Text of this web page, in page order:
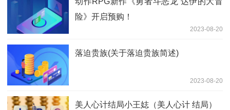
险》开启预购！
2023-08-20
落迫贵族(关于落迫贵族简述)
2023-08-20
美人心计结局小王娡（美人心计 结局）